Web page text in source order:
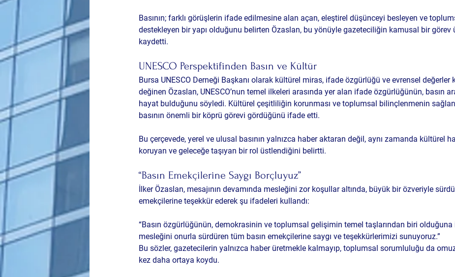
Basının; farklı görüşlerin ifade edilmesine alan açan, eleştirel düşünceyi besleyen ve
destekleyen bir yapı olduğunu belirten Özaslan, bu yönüyle gazeteciliğin kamusal bir görev
kaydetti.
UNESCO Perspektifinden Basın ve Kültür
Bursa UNESCO Derneği Başkanı olarak kültürel miras, ifade özgürlüğü ve evrensel değerler
değinen Özaslan, UNESCO’nun temel ilkeleri arasında yer alan ifade özgürlüğünün, basın
hayat bulduğunu söyledi. Kültürel çeşitliliğin korunması ve toplumsal bilinçlenmenin
basının önemli bir köprü görevi gördüğünü ifade etti.
Bu çerçevede, yerel ve ulusal basının yalnızca haber aktaran değil, aynı zamanda kültürel
koruyan ve geleceğe taşıyan bir rol üstlendiğini belirtti.
“Basın Emekçilerine Saygı Borçluyuz”
İlker Özaslan, mesajının devamında mesleğini zor koşullar altında, büyük bir özveriyle
emekçilerine teşekkür ederek şu ifadeleri kullandı:
“Basın özgürlüğünün, demokrasinin ve toplumsal gelişimin temel taşlarından biri olduğuna
mesleğini onurla sürdüren tüm basın emekçilerine saygı ve teşekkürlerimizi sunuyoruz.”
Bu sözler, gazetecilerin yalnızca haber üretmekle kalmayıp, toplumsal sorumluluğu da
kez daha ortaya koydu.